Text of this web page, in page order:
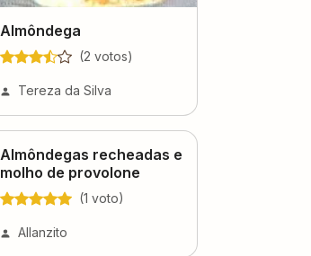
Almôndega
(2 votos)
Tereza da Silva
Almôndegas recheadas e
molho de provolone
(1 voto)
Allanzito